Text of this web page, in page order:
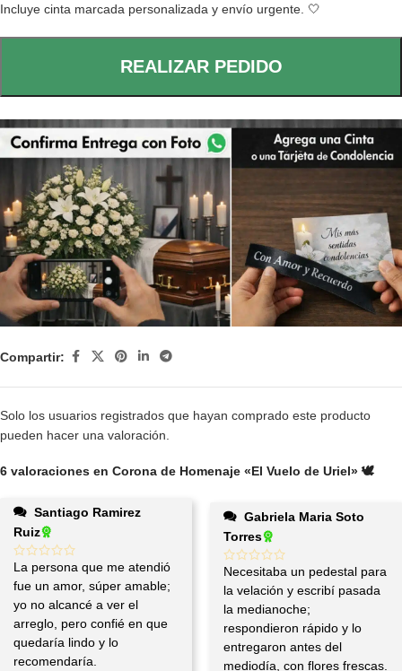
Incluye cinta marcada personalizada y envío urgente. 🤍
REALIZAR PEDIDO
Compartir:
6 valoraciones en Corona de Homenaje «El Vuelo de Uriel» 🕊️
Ruiz
La persona que me atendió
fue un amor, súper amable;
yo no alcancé a ver el
arreglo, pero confié en que
quedaría lindo y lo
recomendaría.
Torres
Necesitaba un pedestal para
la velación y escribí pasada
la medianoche;
respondieron rápido y lo
entregaron antes del
mediodía, con flores frescas.
Solo los usuarios registrados que hayan comprado este producto
pueden hacer una valoración.